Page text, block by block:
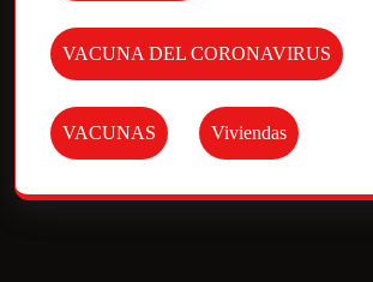
VACUNA DEL CORONAVIRUS
VACUNAS Viviendas